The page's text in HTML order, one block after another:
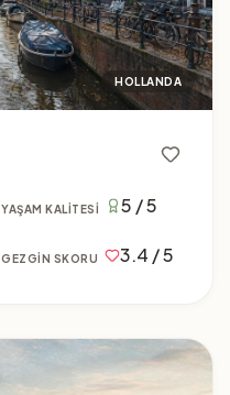
HOLLANDA
YAŞAM KALITESI 5 / 5
GEZGIN SKORU 3.4 / 5